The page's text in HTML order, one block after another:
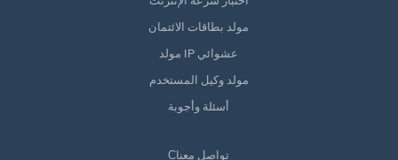
مولد بطاقات الائتمان
مولد IP عشوائي
مولد وكيل المستخدم
أسئلة وأجوبة
Сتواصل معنا